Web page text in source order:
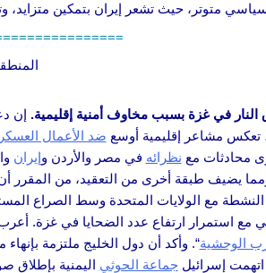
متوتر، حيث تشعر إيران بتمكين متزايد،
المنطقة 30 أكتوبر-
في غزة بسبب مخاوف أمنية إقليمية. إن
تعكس مشاعر إقليمية أوسع ضد الأعمال
محادثات مع نظرائه في مصر والأردن وإيران
يضيف طبقة أخرى من التعقيد، من المقرر
النشطة مع الولايات المتحدة وسط الصراع
مع استمرار ارتفاع عدد الضحايا في غزة.
الوحشية“. وأكد أن دول الخليج ملتزمة
اتهمت إسرائيل جماعة الحوثي اليمنية